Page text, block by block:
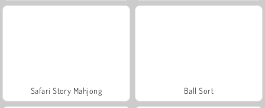
Safari Story Mahjong Ball Sort